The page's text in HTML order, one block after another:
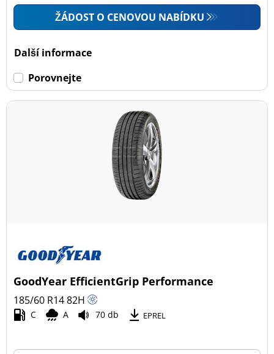
ŽÁDOST O CENOVOU NABÍDKU
Další informace
Porovnejte
GoodYear EfficientGrip Performance
185/60 R1482H
C A 70 db EPREL